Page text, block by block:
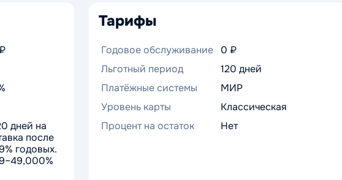
дней на
после
годовых.
Тарифы
Годовое обслуживание
0 ₽
Льготный период
120 дней
Платёжные системы
МИР
Уровень карты
Классическая
Процент на остаток
Нет